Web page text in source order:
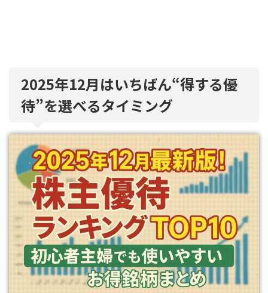
2025年12月はいちばん“得する優
待”を選べるタイミング